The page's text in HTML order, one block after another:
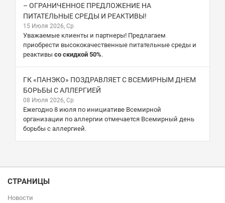
– ОГРАНИЧЕННОЕ ПРЕДЛОЖЕНИЕ НА
ПИТАТЕЛЬНЫЕ СРЕДЫ И РЕАКТИВЫ!
15 Июля 2026, Ср
Уважаемые клиенты и партнеры! Предлагаем
приобрести высококачественные питательные среды и
реактивы со скидкой 50%.
ГК «ПАНЭКО» ПОЗДРАВЛЯЕТ С ВСЕМИРНЫМ ДНЕМ
БОРЬБЫ С АЛЛЕРГИЕЙ
08 Июля 2026, Ср
Ежегодно 8 июля по инициативе Всемирной
организации по аллергии отмечается Всемирный день
борьбы с аллергией.
СТРАНИЦЫ
Новости